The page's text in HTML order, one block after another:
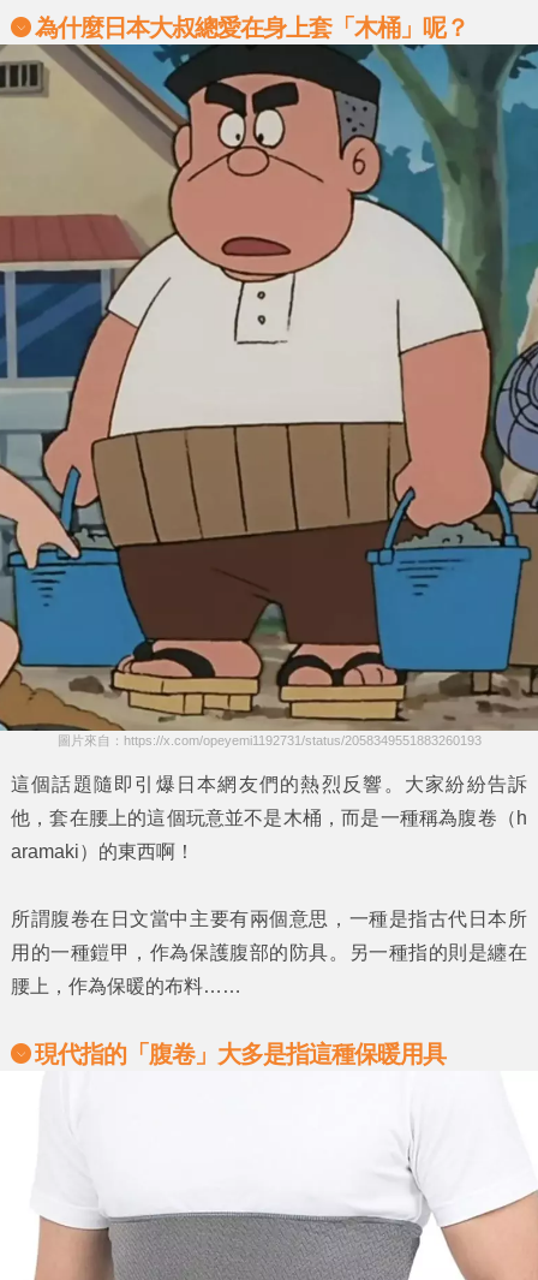
為什麼日本大叔總愛在身上套「木桶」呢？
圖片來自：https://x.com/opeyemi1192731/status/2058349551883260193
這個話題隨即引爆日本網友們的熱烈反響。大家紛紛告訴
他，套在腰上的這個玩意並不是木桶，而是一種稱為腹卷 （h
aramaki）的東西啊！
所謂腹卷在日文當中主要有兩個意思，一種是指古代日本所
用的一種鎧甲，作為保護腹部的防具。另一種指的則是纏在
腰上，作為保暖的布料……
現代指的「 腹卷」大多是指這種保暖用具